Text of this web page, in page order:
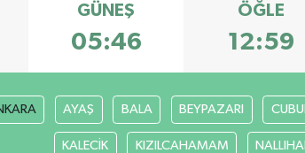
GÜNEŞ
05:46
ÖĞLE
12:59
AYAŞ BALA BEYPAZARI
KALECİK KIZILCAHAMAM